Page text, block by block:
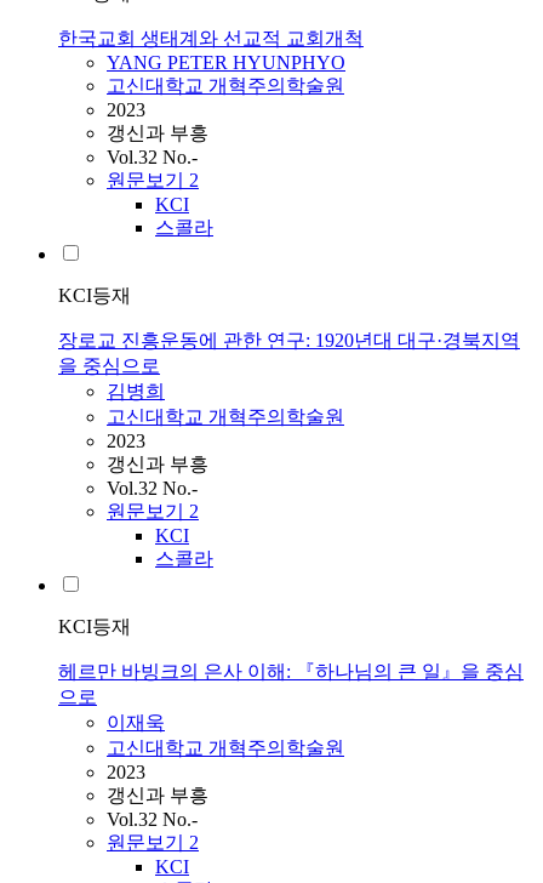
한국교회 생태계와 선교적 교회개척
YANG PETER HYUNPHYO
고신대학교 개혁주의학술원
2023
갱신과 부흥
Vol.32 No.-
원문보기 2
KCI
스콜라
KCI등재
장로교 진흥운동에 관한 연구: 1920년대 대구·경북지역
을 중심으로
김병희
고신대학교 개혁주의학술원
2023
갱신과 부흥
Vol.32 No.-
원문보기 2
KCI
스콜라
KCI등재
헤르만 바빙크의 은사 이해: 『하나님의 큰 일』을 중심
으로
이재욱
고신대학교 개혁주의학술원
2023
갱신과 부흥
Vol.32 No.-
원문보기 2
KCI